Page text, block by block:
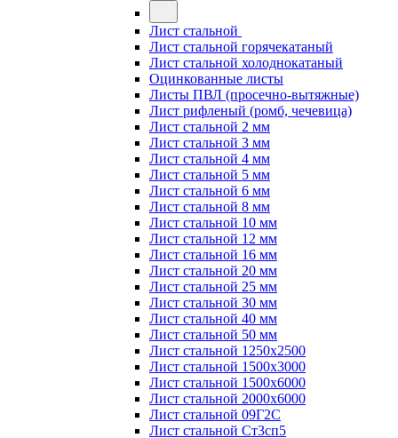
Лист стальной
Лист стальной горячекатаный
Лист стальной холоднокатаный
Оцинкованные листы
Листы ПВЛ (просечно-вытяжные)
Лист рифленый (ромб, чечевица)
Лист стальной 2 мм
Лист стальной 3 мм
Лист стальной 4 мм
Лист стальной 5 мм
Лист стальной 6 мм
Лист стальной 8 мм
Лист стальной 10 мм
Лист стальной 12 мм
Лист стальной 16 мм
Лист стальной 20 мм
Лист стальной 25 мм
Лист стальной 30 мм
Лист стальной 40 мм
Лист стальной 50 мм
Лист стальной 1250х2500
Лист стальной 1500х3000
Лист стальной 1500х6000
Лист стальной 2000х6000
Лист стальной 09Г2С
Лист стальной Ст3сп5